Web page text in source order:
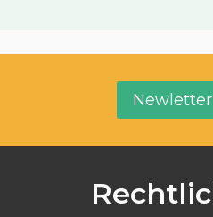
Newletter